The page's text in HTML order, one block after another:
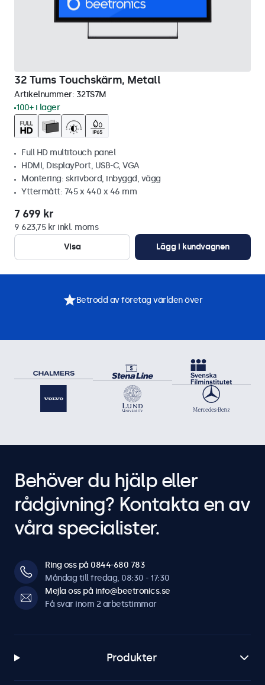
32 Tums Touchskärm, Metall
Artikelnummer: 32TS7M
100+ i lager
Full HD multitouch panel
HDMI, DisplayPort, USB-C, VGA
Montering: skrivbord, inbyggd, vägg
Yttermått: 745 x 440 x 46 mm
7 699 kr
9 623,75 kr inkl. moms
Visa
Lägg i kundvagnen
Betrodd av företag världen över
Behöver du hjälp eller
rådgivning? Kontakta en av
våra specialister.
Ring oss på 0844-680 783
Måndag till fredag, 08:30 - 17:30
Mejla oss på info@beetronics.se
Få svar inom 2 arbetstimmar
Produkter